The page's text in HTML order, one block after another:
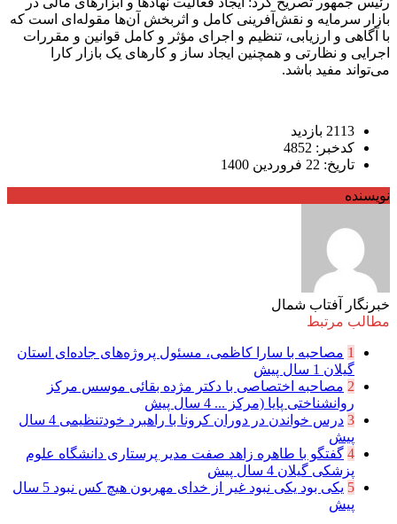
بازار سرمایه و نقش‌آفرینی کامل و اثربخش آن‌ها مقوله‌ای است که
با آگاهی و ارزیابی، تنظیم و اجرای مؤثر و کامل قوانین و مقررات
اجرایی و نظارتی و همچنین ایجاد ساز و کار‌های یک بازار کارا
می‌تواند مفید باشد.
2113 بازدید
کدخبر: 4852
تاریخ: 22 فروردین 1400
نویسنده
خبرنگار آفتاب شمال
مطالب مرتبط
1 مصاحبه با سارا کاظمی، مسئول پروژه‌های جاده‌ای استان
گیلان 1 سال پیش
2 مصاحبه اختصاصی با دکتر مژده بقائی موسس مرکز
روانشناختی پایا (مرکز ... 4 سال پیش
3 درس خواندن در دوران کرونا با راهبرد خودتنظیمی
4 سال
پیش
4 گفتگو با طاهره زاهد صفت مدیر پرستاری دانشگاه علوم
پزشکی گیلان 4 سال پیش
5 یکی بود یکی نبود غیر از خدای مهربون هیچ کس نبود
5 سال
پیش